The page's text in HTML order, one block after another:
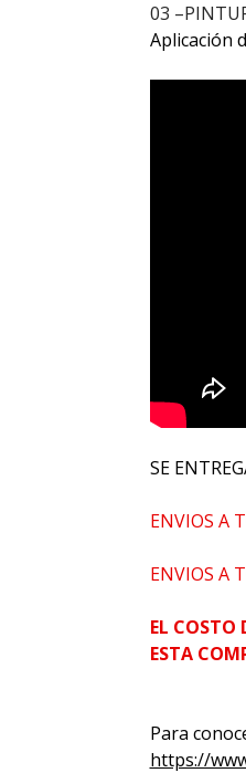
03
Aplicación
SE
ENVIOS A
ENVIOS A
EL COSTO
ESTA
Para
https://